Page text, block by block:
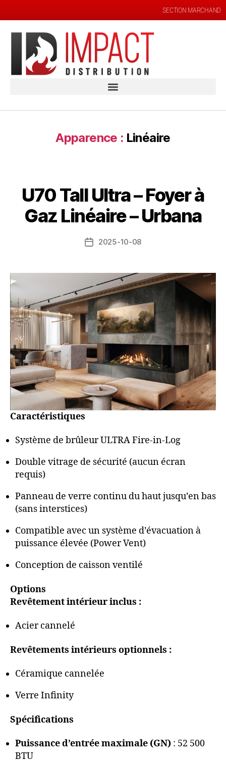
SECTION MARCHAND
Apparence : Linéaire
U70 Tall Ultra – Foyer à
Gaz Linéaire – Urbana
2025-10-08
Caractéristiques
Système de brûleur ULTRA Fire-in-Log
Double vitrage de sécurité (aucun écran
requis)
Panneau de verre continu du haut jusqu’en bas
(sans interstices)
Compatible avec un système d’évacuation à
puissance élevée (Power Vent)
Conception de caisson ventilé
Options
Revêtement intérieur inclus :
Acier cannelé
Revêtements intérieurs optionnels :
Céramique cannelée
Verre Infinity
Spécifications
Puissance d’entrée maximale (GN) : 52 500
BTU